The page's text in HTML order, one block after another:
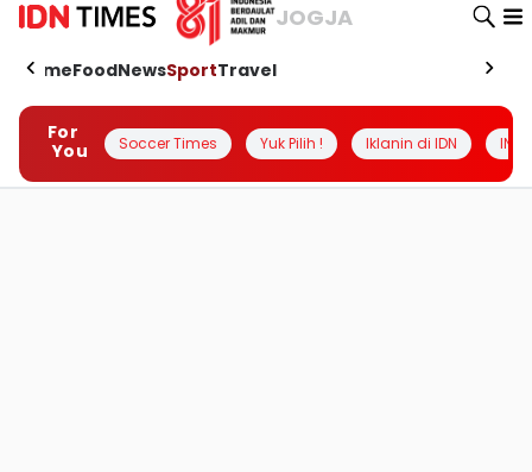
JOGJA
HomeFoodNewsSportTravel
For
You
Soccer Times Yuk Pilih ! Iklanin di IDN